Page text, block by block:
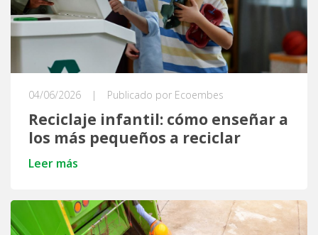
04/06/2026 | Publicado por Ecoembes
Reciclaje infantil: cómo enseñar a
los más pequeños a reciclar
Leer más